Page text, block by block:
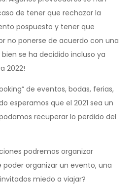
de tener que rechazar la
pospuesto y tener que
no ponerse de acuerdo con una
se ha decidido incluso ya
2022!
de eventos, bodas, ferias,
esperamos que el 2021 sea un
recuperar lo perdido del
podremos organizar
poder organizar un evento, una
miedo a viajar?